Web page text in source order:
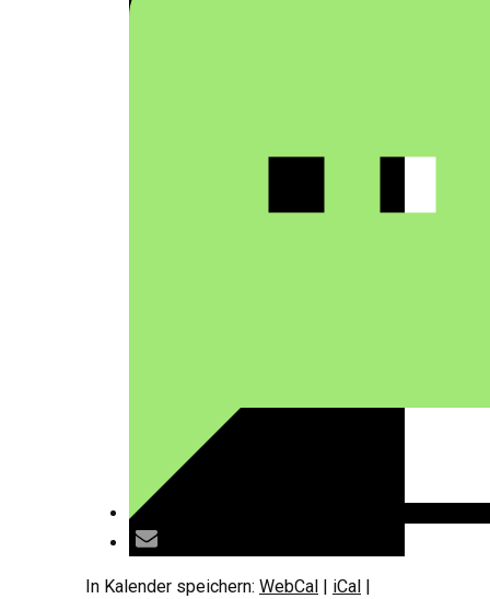
In Kalender speichern: WebCal | iCal |